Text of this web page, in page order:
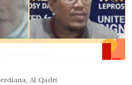
Al Qadri